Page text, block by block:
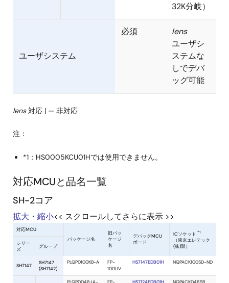
32K分岐）
ユーザシステム
必須
lens
ユーザシ
ステムな
しでデバ
ッグ可能
lens対応 | — 非対応
注：
*1：HS0005KCU01Hでは使用できません。
対応MCUと品名一覧
SH-2コア
拡大・縮小<< スクロールしてさらに表示 >>